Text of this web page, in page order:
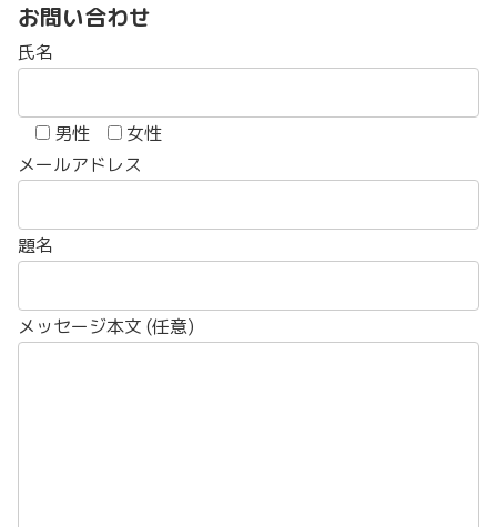
お問い合わせ
氏名
男性
女性
メールアドレス
題名
メッセージ本文 (任意)